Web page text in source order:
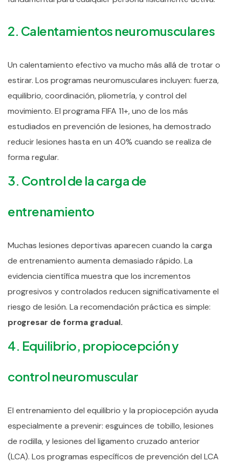
2. Calentamientos neuromusculares
Un calentamiento efectivo va mucho más allá de trotar o
estirar. Los programas neuromusculares incluyen: fuerza,
equilibrio, coordinación, pliometría, y control del
movimiento. El programa FIFA 11+, uno de los más
estudiados en prevención de lesiones, ha demostrado
reducir lesiones hasta en un 40% cuando se realiza de
forma regular.
3. Control de la carga de
entrenamiento
Muchas lesiones deportivas aparecen cuando la carga
de entrenamiento aumenta demasiado rápido. La
evidencia científica muestra que los incrementos
progresivos y controlados reducen significativamente el
riesgo de lesión. La recomendación práctica es simple:
progresar de forma gradual.
4. Equilibrio, propiocepción y
control neuromuscular
El entrenamiento del equilibrio y la propiocepción ayuda
especialmente a prevenir: esguinces de tobillo, lesiones
de rodilla, y lesiones del ligamento cruzado anterior
(LCA). Los programas específicos de prevención del LCA